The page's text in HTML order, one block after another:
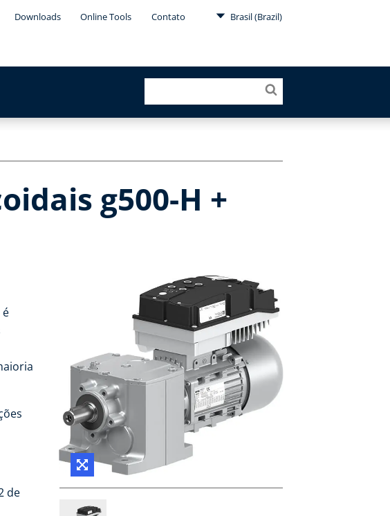
Downloads Online Tools Contato Brasil (Brazil)
g500-H +
de